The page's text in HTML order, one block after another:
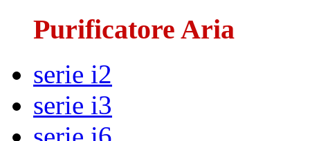
Purificatore Aria
serie i2
serie i3